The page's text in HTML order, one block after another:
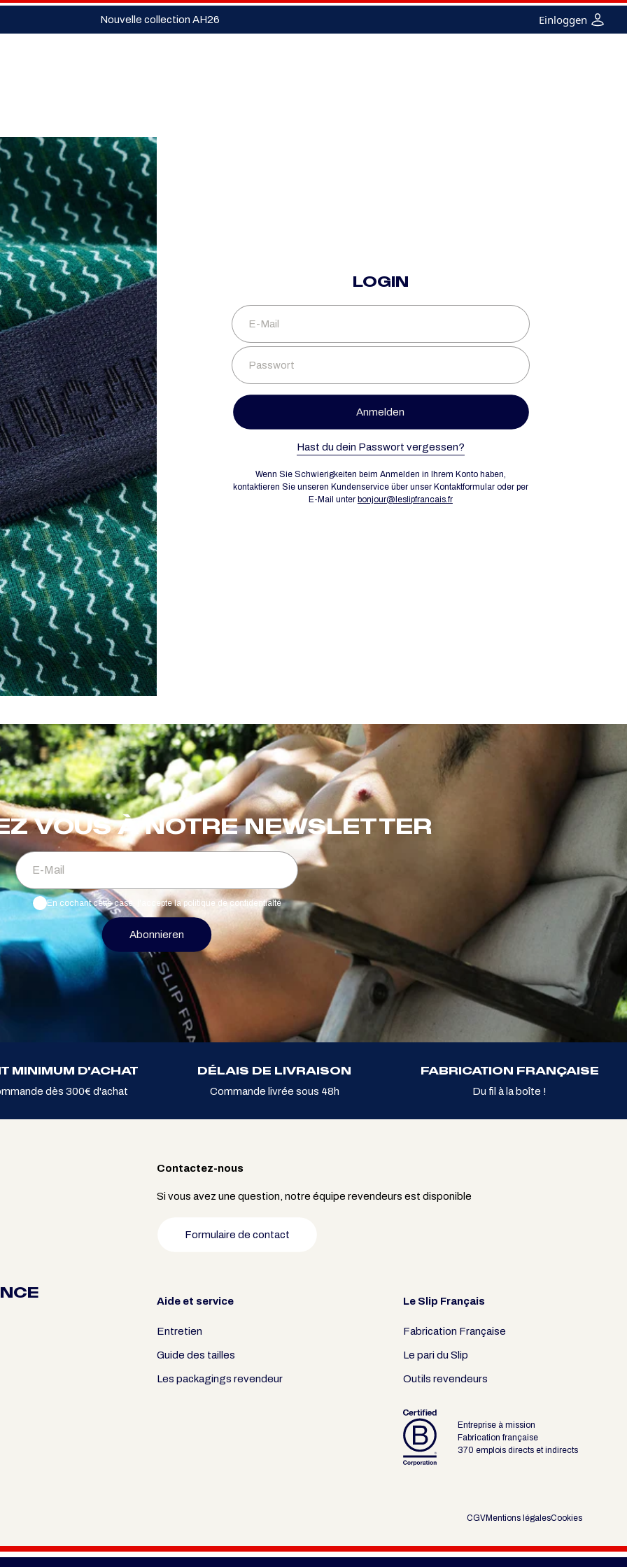
Nouvelle collection AH26 Einloggen
LOGIN
E-Mail
Passwort
Anmelden
Hast du dein Passwort vergessen?
Wenn Sie Schwierigkeiten beim Anmelden in Ihrem Konto haben,
kontaktieren Sie unseren Kundenservice über unser Kontaktformular oder per
E-Mail unter bonjour@leslipfrancais.fr
VOUS À NOTRE NEWSLETTER
E-Mail
En cochant cette case, j'accepte la politique de confidentialté
Abonnieren
MINIMUM D'ACHAT
dès 300€ d'achat
DÉLAIS DE LIVRAISON
Commande livrée sous 48h
FABRICATION FRANÇAISE
Du fil à la boîte !
Contactez-nous
Si vous avez une question, notre équipe revendeurs est disponible
Formulaire de contact
Aide et service
Entretien
Guide des tailles
Les packagings revendeur
Le Slip Français
Fabrication Française
Le pari du Slip
Outils revendeurs
Entreprise à mission
Fabrication française
370 emplois directs et indirects
CGVMentions légalesCookies